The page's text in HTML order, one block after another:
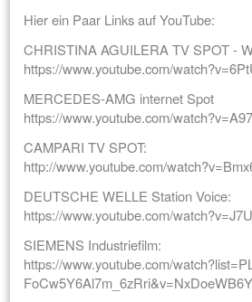
Hier ein Paar Links auf YouTube:
CHRISTINA AGUILERA TV SPOT -
https://www.youtube.com/
MERCEDES-AMG internet Spot
https://www.youtube.com/
CAMPARI TV SPOT:
http://www.youtube.com/
DEUTSCHE WELLE Station Voice:
https://www.youtube.com/
SIEMENS Industriefilm:
https://www.youtube.com/